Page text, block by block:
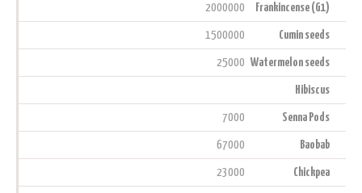
Frankincense (G1)
2000000
Cumin seeds
1500000
Watermelon seeds
25000
Hibiscus
Senna Pods
7000
Baobab
67000
Chickpea
23000